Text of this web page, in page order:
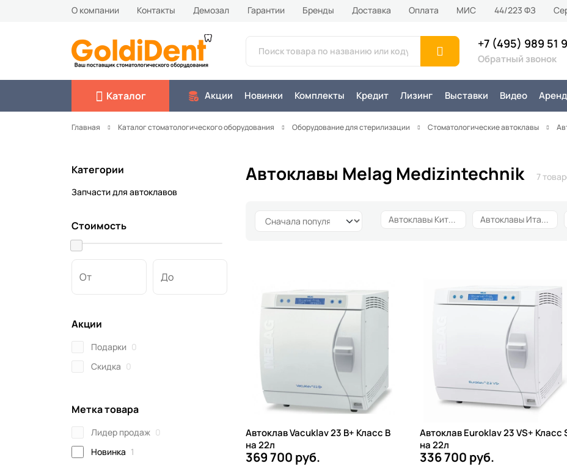
О компании Контакты Демозал Гарантии Бренды Доставка Оплата MИС 44/223 ФЗ
+7 (495) 989 51
Обратный звонок
Каталог Акции Новинки Комплекты Кредит Лизинг Выставки Видео
Главная Каталог стоматологического оборудования Оборудование для стерилизации Стоматологические автоклавы
Категории
Запчасти для автоклавов
Стоимость
От До
Акции
Подарки 0
Скидка 0
Метка товара
Лидер продаж 0
Новинка 1
Автоклавы Melag Medizintechnik 7
Автоклавы Woson 14 Автоклавы Romax Автоклавы Китай Автоклавы Италия
Автоклав Vacuklav 23 B+ Класс B
на 22л
369 700 руб.
Автоклав Euroklav 23 VS+ Класс
на 22л
336 700 руб.